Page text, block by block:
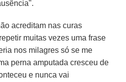
acreditam nas curas
muitas vezes uma frase
nos milagres só se me
perna amputada cresceu de
e nunca vai